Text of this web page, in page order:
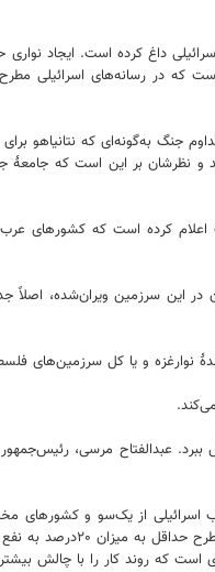
داغ کرده است. ایجاد
است که در رسانه‌های
جنگ به‌گونه‌ای که نتانیاهو
نظرشان بر این است که جامعۀ
کرده است که کشورهای
در این سرزمین ویران‌شده،
نوارغزه و یا کل سرزمین‌های
عبدالفتاح مرسی،
اسرائیلی از یک‌سو و کشورهای
اسرائیل طرح صلح پیشنهادی دونالد
است که روند کار را با چالش